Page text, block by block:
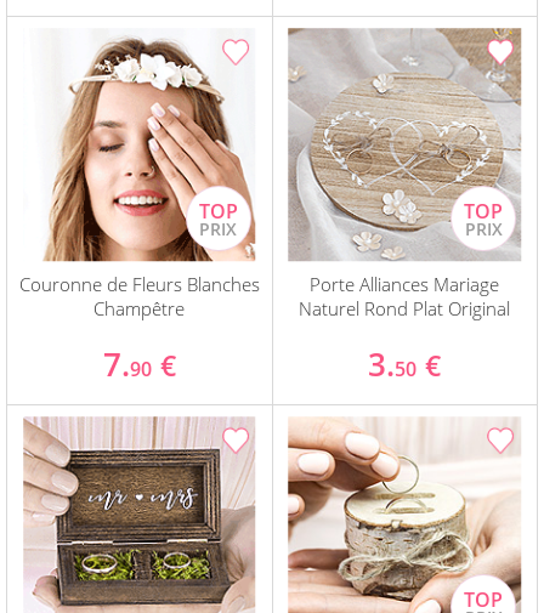
Couronne de Fleurs Blanches
Champêtre
7.90 €
Porte Alliances Mariage
Naturel Rond Plat Original
3.50 €